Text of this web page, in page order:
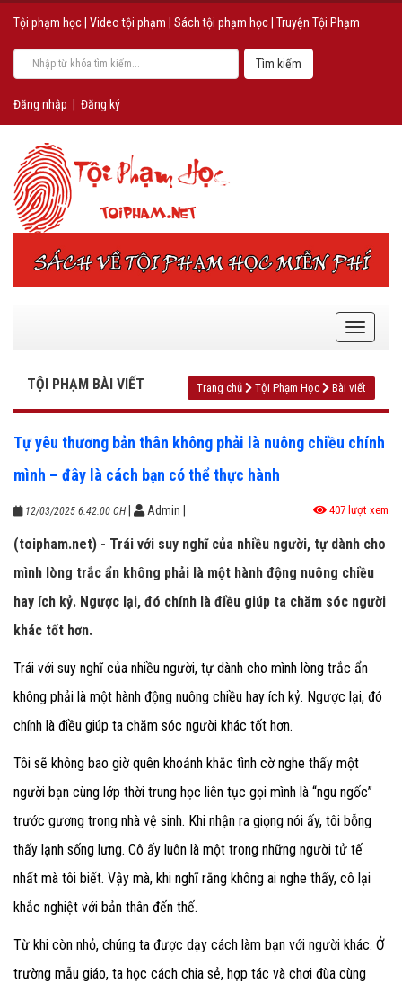
Tội phạm học Video tội phạm Sách tội phạm học Truyện Tội Phạm
Đăng nhập Đăng ký
TỘI PHẠM BÀI VIẾT Trang chủ Tội Phạm Học Bài viết
Tự yêu thương bản thân không phải là nuông chiều chính
mình – đây là cách bạn có thể thực hành
12/03/2025 6:42:00 CH Admin 407 lượt xem
(toipham.net) - Trái với suy nghĩ của nhiều người, tự dành cho
mình lòng trắc ẩn không phải là một hành động nuông chiều
hay ích kỷ. Ngược lại, đó chính là điều giúp ta chăm sóc người
khác tốt hơn.
Trái với suy nghĩ của nhiều người, tự dành cho mình lòng trắc ẩn
không phải là một hành động nuông chiều hay ích kỷ. Ngược lại, đó
chính là điều giúp ta chăm sóc người khác tốt hơn.
Tôi sẽ không bao giờ quên khoảnh khắc tình cờ nghe thấy một
người bạn cùng lớp thời trung học liên tục gọi mình là “ngu ngốc”
trước gương trong nhà vệ sinh. Khi nhận ra giọng nói ấy, tôi bỗng
thấy lạnh sống lưng. Cô ấy luôn là một trong những người tử tế
nhất mà tôi biết. Vậy mà, khi nghĩ rằng không ai nghe thấy, cô lại
khắc nghiệt với bản thân đến thế.
Từ khi còn nhỏ, chúng ta được dạy cách làm bạn với người khác. Ở
trường mẫu giáo, ta học cách chia sẻ, hợp tác và chơi đùa cùng